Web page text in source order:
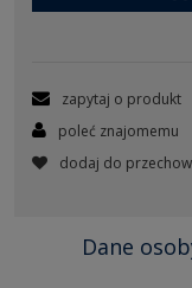
zapytaj o produkt
poleć znajomemu
dodaj do
Dane